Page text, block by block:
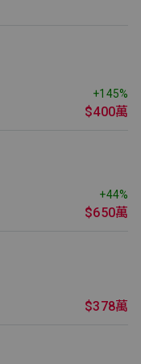
+145%
$400萬
+44%
$650萬
$378萬